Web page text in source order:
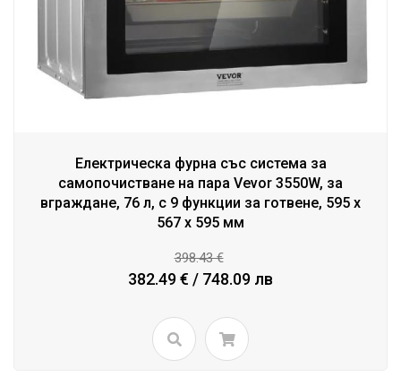
Eлектрическа фурна със система за
самопочистване на пара Vevor 3550W, за
вграждане, 76 л, с 9 функции за готвене, 595 x
567 x 595 мм
398.43 €
382.49 € / 748.09 лв